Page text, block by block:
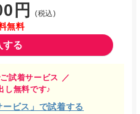
円 (税込)
無料
する
試着サービス ／
し無料です♪
ービス」で試着する